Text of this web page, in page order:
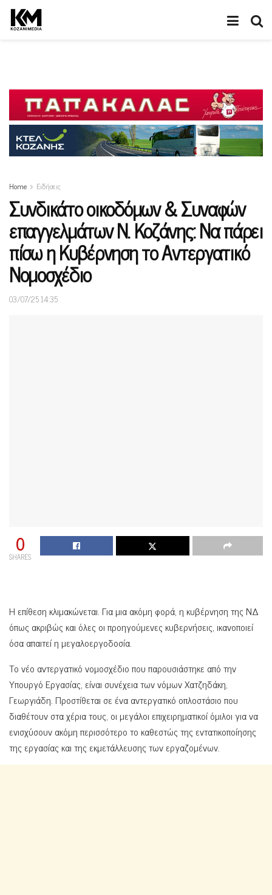
Home Ειδήσεις
Συνδικάτο οικοδόμων & Συναφών
επαγγελμάτων Ν. Κοζάνης: Να πάρει
πίσω η Κυβέρνηση το Αντεργατικό
Νομοσχέδιο
03/07/25 14:35
0
SHARES
Η επίθεση κλιμακώνεται. Για μια ακόμη φορά, η κυβέρνηση της ΝΔ
όπως ακριβώς και όλες οι προηγούμενες κυβερνήσεις, ικανοποιεί
όσα απαιτεί η μεγαλοεργοδοσία.
Το νέο αντεργατικό νομοσχέδιο που παρουσιάστηκε από την
Υπουργό Εργασίας, είναι συνέχεια των νόμων Χατζηδάκη,
Γεωργιάδη. Προστίθεται σε ένα αντεργατικό οπλοστάσιο που
διαθέτουν στα χέρια τους, οι μεγάλοι επιχειρηματικοί όμιλοι για να
ενισχύσουν ακόμη περισσότερο το καθεστώς της εντατικοποίησης
της εργασίας και της εκμετάλλευσης των εργαζομένων.